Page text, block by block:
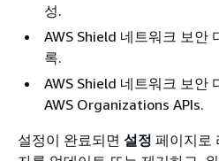
성.
AWS Shield 네트워크 보안
록.
AWS Shield 네트워크 보안
AWS Organizations APIs.
설정이 완료되면 설정 페이지로